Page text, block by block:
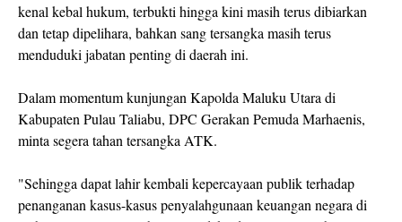
kenal kebal hukum, terbukti hingga kini masih terus dibiarkan
dan tetap dipelihara, bahkan sang tersangka masih terus
menduduki jabatan penting di daerah ini.
Dalam momentum kunjungan Kapolda Maluku Utara di
Kabupaten Pulau Taliabu, DPC Gerakan Pemuda Marhaenis,
minta segera tahan tersangka ATK.
"Sehingga dapat lahir kembali kepercayaan publik terhadap
penanganan kasus-kasus penyalahgunaan keuangan negara di